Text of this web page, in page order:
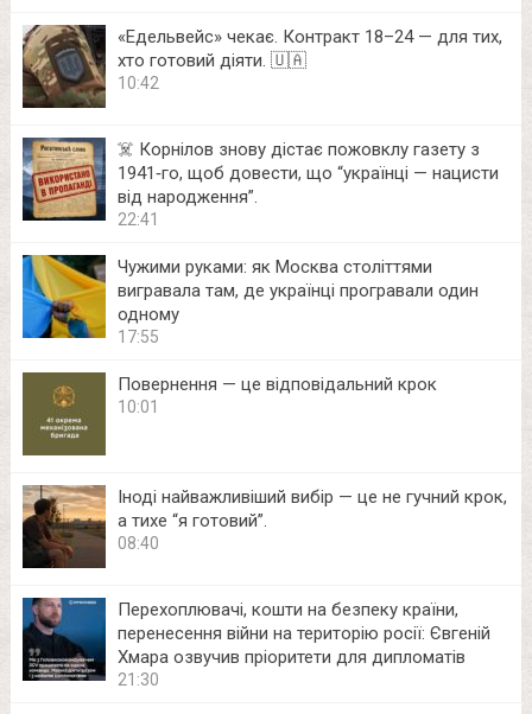
«Едельвейс» чекає. Контракт 18–24 — для тих,
хто готовий діяти. 🇺🇦
10:42
☠️ Корнілов знову дістає пожовклу газету з
1941‑го, щоб довести, що “українці — нацисти
від народження”.
22:41
Чужими руками: як Москва століттями
вигравала там, де українці програвали один
одному
17:55
Повернення — це відповідальний крок
10:01
Іноді найважливіший вибір — це не гучний крок,
а тихе “я готовий”.
08:40
Перехоплювачі, кошти на безпеку країни,
перенесення війни на територію росії: Євгеній
Хмара озвучив пріоритети для дипломатів
21:30